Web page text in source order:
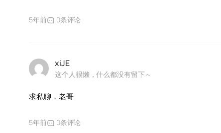
5年前 0条评论
xiJE
这个人很懒，什么都没有留下～
求私聊，老哥
5年前 0条评论